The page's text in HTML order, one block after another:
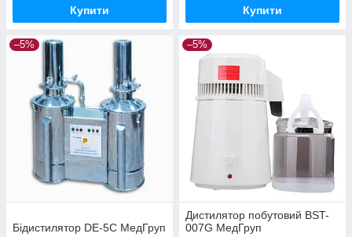
Купити Купити
–5%
Бідистилятор DE-5С МедГруп
–5%
Дистилятор побутовий BST-
007G МедГруп